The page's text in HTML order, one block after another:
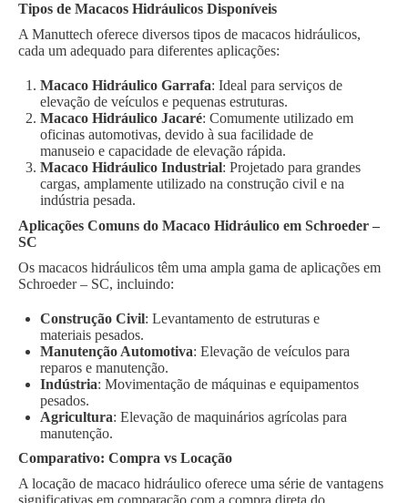
Tipos de Macacos Hidráulicos Disponíveis
A Manuttech oferece diversos tipos de macacos hidráulicos,
cada um adequado para diferentes aplicações:
Macaco Hidráulico Garrafa: Ideal para serviços de
elevação de veículos e pequenas estruturas.
Macaco Hidráulico Jacaré: Comumente utilizado em
oficinas automotivas, devido à sua facilidade de
manuseio e capacidade de elevação rápida.
Macaco Hidráulico Industrial: Projetado para grandes
cargas, amplamente utilizado na construção civil e na
indústria pesada.
Aplicações Comuns do Macaco Hidráulico em Schroeder –
SC
Os macacos hidráulicos têm uma ampla gama de aplicações em
Schroeder – SC, incluindo:
Construção Civil: Levantamento de estruturas e
materiais pesados.
Manutenção Automotiva: Elevação de veículos para
reparos e manutenção.
Indústria: Movimentação de máquinas e equipamentos
pesados.
Agricultura: Elevação de maquinários agrícolas para
manutenção.
Comparativo: Compra vs Locação
A locação de macaco hidráulico oferece uma série de vantagens